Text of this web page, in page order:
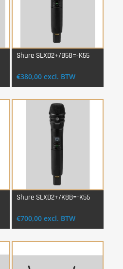
Shure SLXD2+/B58=-K55
€380,00 excl. BTW
Shure SLXD2+/K8B=-K55
€700,00 excl. BTW